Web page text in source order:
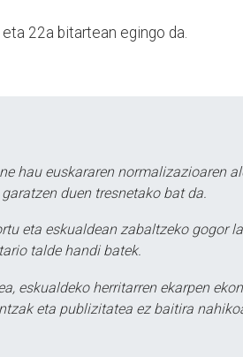
22a bitartean egingo da.
hau euskararen normalizazioaren
duen tresnetako bat da.
eta eskualdean zabaltzeko gogor
talde handi batek.
eskualdeko herritarren ekarpen
eta publizitatea ez baitira